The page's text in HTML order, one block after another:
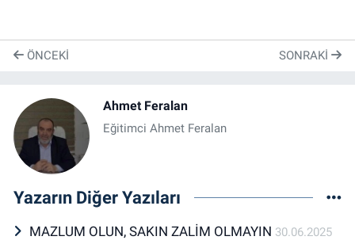
ÖNCEKI SONRAKI
Ahmet Feralan
Eğitimci Ahmet Feralan
Yazarın Diğer Yazıları
MAZLUM OLUN, SAKIN ZALİM OLMAYIN 30.06.2025